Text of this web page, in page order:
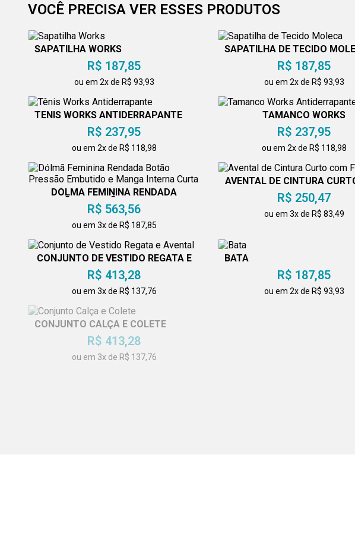
VOCÊ PRECISA VER ESSES PRODUTOS
SAPATILHA WORKS
R$ 187,85
ou em 2x de R$ 93,93
SAPATILHA DE TECIDO
R$ 187,85
ou em 2x de R$ 93,93
TÊNIS WORKS ANTIDERRAPANTE
R$ 237,95
ou em 2x de R$ 118,98
TAMANCO WORKS
ANTIDERRAPANTE
R$ 237,95
ou em 2x de R$ 118,98
DÓLMÃ FEMININA RENDADA
BOTÃO PRESSÃO EMBUTIDO E
MANGA INTERNA CURTA
R$ 563,56
ou em 3x de R$ 187,85
AVENTAL DE CINTURA
FENDA
R$ 250,47
ou em 3x de R$ 83,49
CONJUNTO DE VESTIDO REGATA E
AVENTAL
R$ 413,28
ou em 3x de R$ 137,76
BATA
R$ 187,85
ou em 2x de R$ 93,93
CONJUNTO CALÇA E COLETE
R$ 413,28
ou em 3x de R$ 137,76